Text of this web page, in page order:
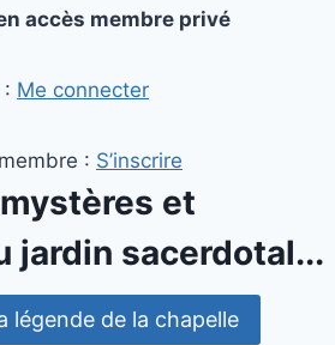
accès membre privé
Me connecter
: S’inscrire
mystères et
jardin sacerdotal...
légende de la chapelle